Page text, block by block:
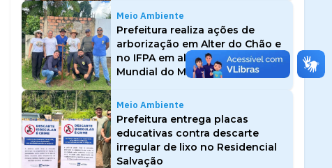
Meio Ambiente
Prefeitura realiza ações de
arborização em Alter do Chão e
no IFPA em alusão ao Dia
Mundial do Meio Ambiente
Meio Ambiente
Prefeitura entrega placas
educativas contra descarte
irregular de lixo no Residencial
Salvação